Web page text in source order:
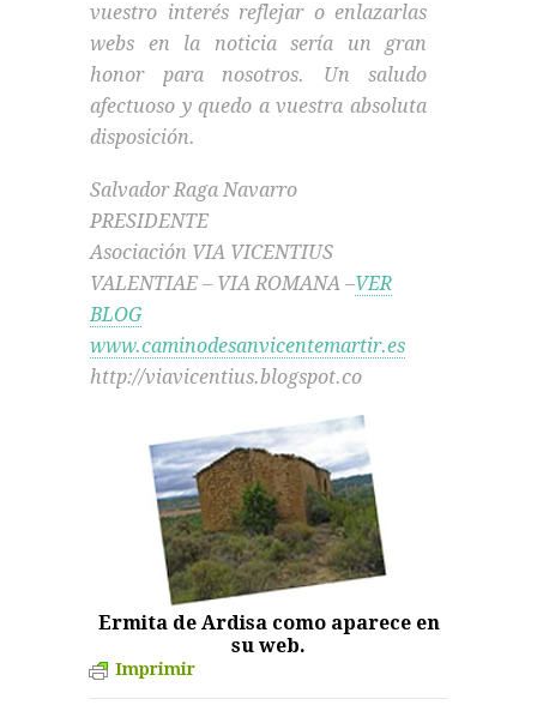
vuestro interés reflejar o enlazarlas
webs en la noticia sería un gran
honor para nosotros. Un saludo
afectuoso y quedo a vuestra absoluta
disposición.
Salvador Raga Navarro
PRESIDENTE
Asociación VIA VICENTIUS
VALENTIAE – VIA ROMANA –VER
BLOG
www.caminodesanvicentemartir.es
http://viavicentius.blogspot.co
Ermita de Ardisa como aparece en
su web.
Imprimir